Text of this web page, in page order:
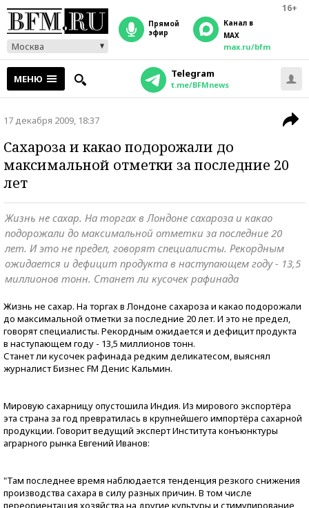
16+
Москва
прямой
эфир
Канал в
MAX
max.ru/bfm
МЕНЮ Telegram
t.me/BFMnews
17 декабря 2009, 18:37
Сахароза и какао подорожали до
максимальной отметки за последние 20
лет
Жизнь не сахар. На торгах в Лондоне сахароза и какао
подорожали до максимальной отметки за последние 20
лет. И это не предел, говорят специалисты. Рекордным
ожидается и дефицит продукта в наступающем году - 13,5
миллионов тонн. Станет ли кусочек рафинада
Жизнь не сахар. На торгах в Лондоне сахароза и какао подорожали
до максимальной отметки за последние 20 лет. И это не предел,
говорят специалисты. Рекордным ожидается и дефицит продукта
в наступающем году - 13,5 миллионов тонн.
Станет ли кусочек рафинада редким деликатесом, выяснял
журналист Бизнес FM Денис Кальмин.
Мировую сахарницу опустошила Индия. Из мирового экспортёра
эта страна за год превратилась в крупнейшего импортёра сахарной
продукции. Говорит ведущий эксперт Института конъюнктуры
аграрного рынка Евгений Иванов:
"Там последнее время наблюдается тенденция резкого снижения
производства сахара в силу разных причин. В том числе
переориентация хозяйства на другие культуры и стимулирование